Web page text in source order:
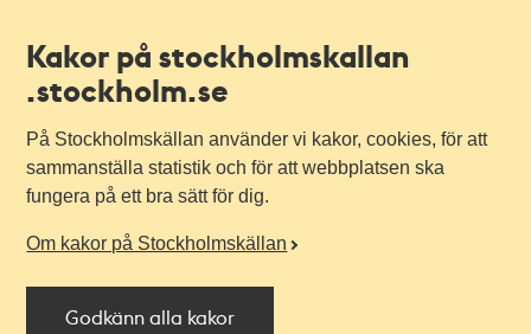
Kakor på stockholmskallan
.stockholm.se
På Stockholmskällan använder vi kakor, cookies, för att
sammanställa statistik och för att webbplatsen ska
fungera på ett bra sätt för dig.
Om kakor på Stockholmskällan
Godkänn alla kakor